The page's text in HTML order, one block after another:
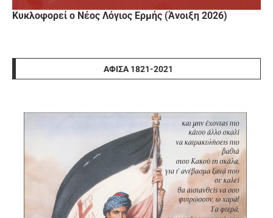
Κυκλοφορεί ο Νέος Λόγιος Ερμής (Άνοιξη 2026)
ΑΦΊΣΑ 1821-2021